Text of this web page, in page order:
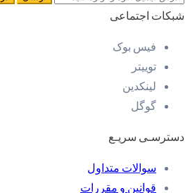
شبکات اجتماعی
فیس بوک
توییتر
لینکدین
گوگل
دسترسـی سریـع
سوالات متداول
قوانین و مقررات